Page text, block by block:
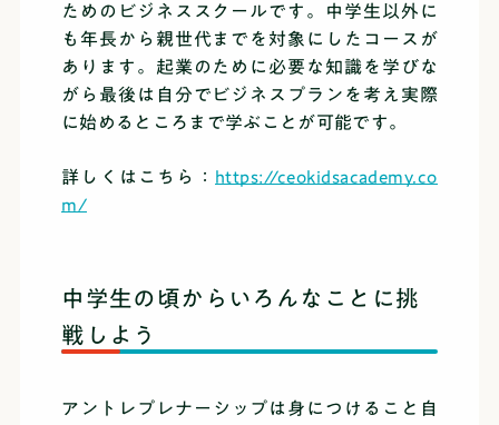
ためのビジネススクールです。中学生以外に
も年長から親世代までを対象にしたコースが
あります。起業のために必要な知識を学びな
がら最後は自分でビジネスプランを考え実際
に始めるところまで学ぶことが可能です。
詳しくはこちら： https://ceokidsacademy.co
m/
中学生の頃からいろんなことに挑
戦しよう
アントレプレナーシップは身につけること自